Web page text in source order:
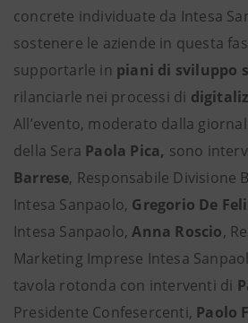
concrete individuate da Intesa
sostenere le aziende in questa
supportarle in piani di sviluppo
rilanciarle nei processi di
All’evento, moderato dalla
della Sera Paola Pica, sono
Barrese, Responsabile Divisione
Intesa Sanpaolo, Gregorio De
Intesa Sanpaolo,Anna Roscio,
Marketing Imprese Intesa
tavola rotonda con interventi di
Presidente Confesercenti, Paolo